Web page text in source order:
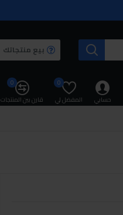
بيع منتجاتك
حسابي المفضل لي
0
قارن بين المنتجات
0